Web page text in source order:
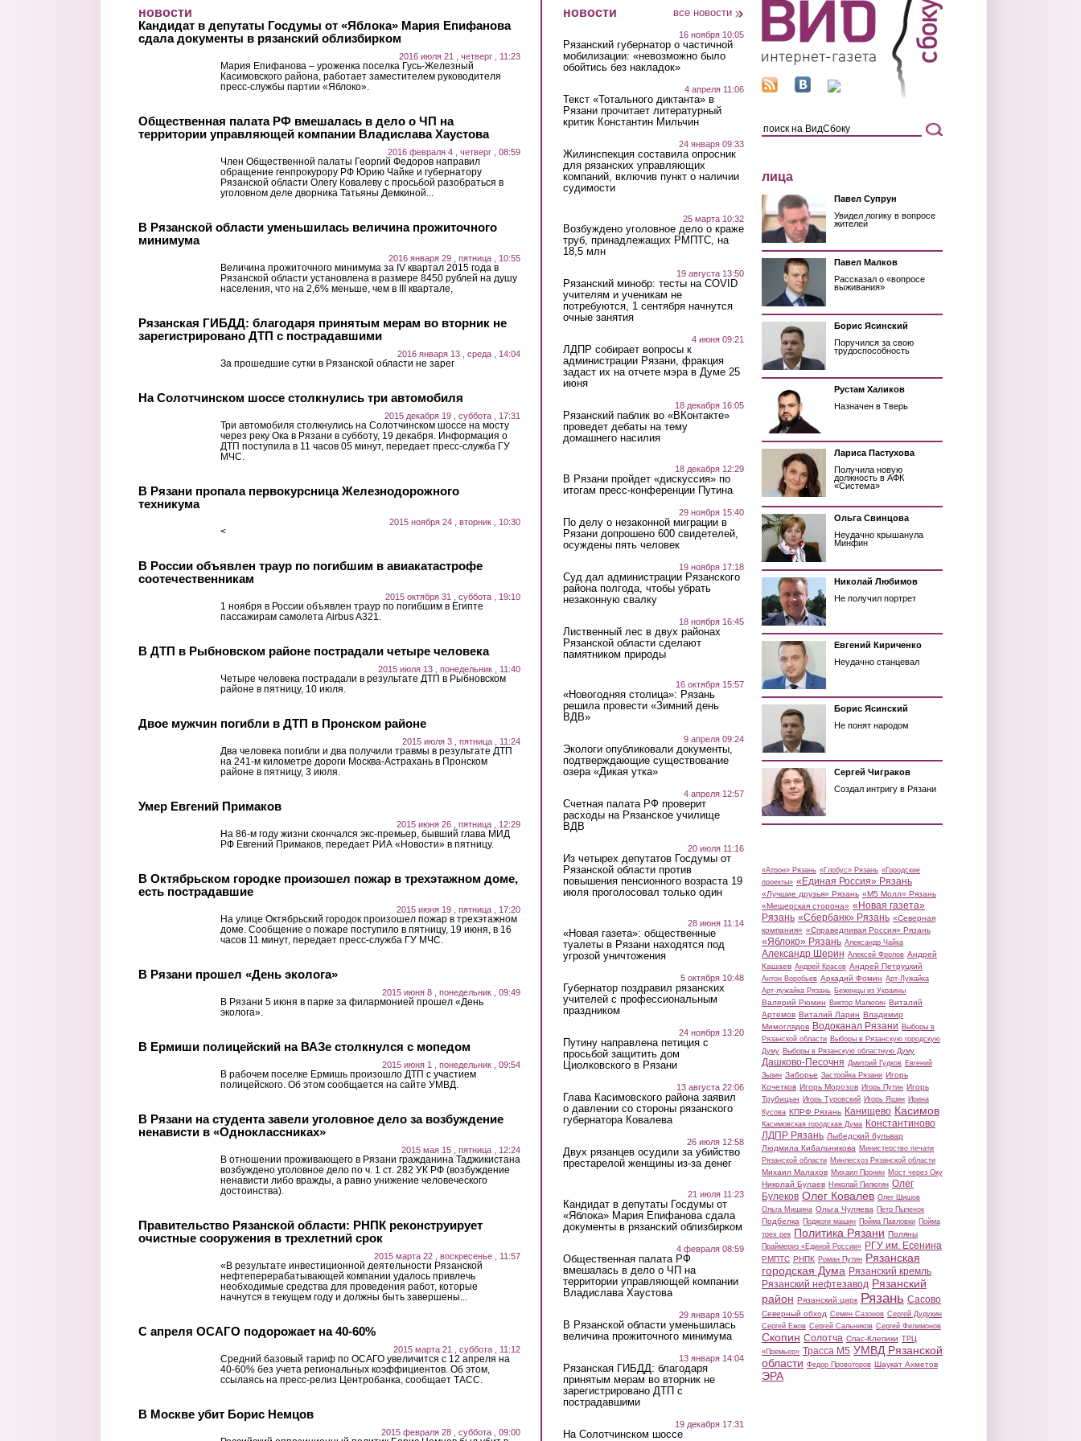
новости
Кандидат в депутаты Госдумы от «Яблока» Мария Епифанова
сдала документы в рязанский облизбирком
2016 июля 21 , четверг , 11:23
Мария Епифанова – уроженка поселка Гусь-Железный
Касимовского района, работает заместителем руководителя
пресс-службы партии «Яблоко».
Общественная палата РФ вмешалась в дело о ЧП на
территории управляющей компании Владислава Хаустова
2016 февраля 4 , четверг , 08:59
Член Общественной палаты Георгий Федоров направил
обращение генпрокурору РФ Юрию Чайке и губернатору
Рязанской области Олегу Ковалеву с просьбой разобраться в
уголовном деле дворника Татьяны Демкиной...
В Рязанской области уменьшилась величина прожиточного
минимума
2016 января 29 , пятница , 10:55
Величина прожиточного минимума за IV квартал 2015 года в
Рязанской области установлена в размере 8450 рублей на душу
населения, что на 2,6% меньше, чем в III квартале,
Рязанская ГИБДД: благодаря принятым мерам во вторник не
зарегистрировано ДТП с пострадавшими
2016 января 13 , среда , 14:04
За прошедшие сутки в Рязанской области не зарег
На Солотчинском шоссе столкнулись три автомобиля
2015 декабря 19 , суббота , 17:31
Три автомобиля столкнулись на Солотчинском шоссе на мосту
через реку Ока в Рязани в субботу, 19 декабря. Информация о
ДТП поступила в 11 часов 05 минут, передает пресс-служба ГУ
МЧС.
В Рязани пропала первокурсница Железнодорожного
техникума
2015 ноября 24 , вторник , 10:30
<
В России объявлен траур по погибшим в авиакатастрофе
соотечественникам
2015 октября 31 , суббота , 19:10
1 ноября в России объявлен траур по погибшим в Египте
пассажирам самолета Airbus A321.
В ДТП в Рыбновском районе пострадали четыре человека
2015 июля 13 , понедельник , 11:40
Четыре человека пострадали в результате ДТП в Рыбновском
районе в пятницу, 10 июля.
Двое мужчин погибли в ДТП в Пронском районе
2015 июля 3 , пятница , 11:24
Два человека погибли и два получили травмы в результате ДТП
на 241-м километре дороги Москва-Астрахань в Пронском
районе в пятницу, 3 июля.
Умер Евгений Примаков
2015 июня 26 , пятница , 12:29
На 86-м году жизни скончался экс-премьер, бывший глава МИД
РФ Евгений Примаков, передает РИА «Новости» в пятницу.
В Октябрьском городке произошел пожар в трехэтажном доме,
есть пострадавшие
2015 июня 19 , пятница , 17:20
На улице Октябрьский городок произошел пожар в трехэтажном
доме. Сообщение о пожаре поступило в пятницу, 19 июня, в 16
часов 11 минут, передает пресс-служба ГУ МЧС.
В Рязани прошел «День эколога»
2015 июня 8 , понедельник , 09:49
В Рязани 5 июня в парке за филармонией прошел «День
эколога».
В Ермиши полицейский на ВАЗе столкнулся с мопедом
2015 июня 1 , понедельник , 09:54
В рабочем поселке Ермишь произошло ДТП с участием
полицейского. Об этом сообщается на сайте УМВД.
В Рязани на студента завели уголовное дело за возбуждение
ненависти в «Одноклассниках»
2015 мая 15 , пятница , 12:24
В отношении проживающего в Рязани гражданина Таджикистана
возбуждено уголовное дело по ч. 1 ст. 282 УК РФ (возбуждение
ненависти либо вражды, а равно унижение человеческого
достоинства).
Правительство Рязанской области: РНПК реконструирует
очистные сооружения в трехлетний срок
2015 марта 22 , воскресенье , 11:57
«В результате инвестиционной деятельности Рязанской
нефтеперерабатывающей компании удалось привлечь
необходимые средства для проведения работ, которые
начнутся в текущем году и должны быть завершены...
С апреля ОСАГО подорожает на 40-60%
2015 марта 21 , суббота , 11:12
Средний базовый тариф по ОСАГО увеличится с 12 апреля на
40-60% без учета региональных коэффициентов. Об этом,
ссылаясь на пресс-релиз Центробанка, сообщает ТАСС.
В Москве убит Борис Немцов
2015 февраля 28 , суббота , 09:00
новости все новости
16 ноября 10:05
Рязанский губернатор о частичной
мобилизации: «невозможно было
обойтись без накладок»
4 апреля 11:06
Текст «Тотального диктанта» в
Рязани прочитает литературный
критик Константин Мильчин
24 января 09:33
Жилинспекция составила опросник
для рязанских управляющих
компаний, включив пункт о наличии
судимости
25 марта 10:32
Возбуждено уголовное дело о краже
труб, принадлежащих РМПТС, на
18,5 млн
19 августа 13:50
Рязанский минобр: тесты на COVID
учителям и ученикам не
потребуются, 1 сентября начнутся
очные занятия
4 июня 09:21
ЛДПР собирает вопросы к
администрации Рязани, фракция
задаст их на отчете мэра в Думе 25
июня
18 декабря 16:05
Рязанский паблик во «ВКонтакте»
проведет дебаты на тему
домашнего насилия
18 декабря 12:29
В Рязани пройдет «дискуссия» по
итогам пресс-конференции Путина
29 ноября 15:40
По делу о незаконной миграции в
Рязани допрошено 600 свидетелей,
осуждены пять человек
19 ноября 17:18
Суд дал администрации Рязанского
района полгода, чтобы убрать
незаконную свалку
18 ноября 16:45
Лиственный лес в двух районах
Рязанской области сделают
памятником природы
16 октября 15:57
«Новогодняя столица»: Рязань
решила провести «Зимний день
ВДВ»
9 апреля 09:24
Экологи опубликовали документы,
подтверждающие существование
озера «Дикая утка»
4 апреля 12:57
Счетная палата РФ проверит
расходы на Рязанское училище
ВДВ
20 июля 11:16
Из четырех депутатов Госдумы от
Рязанской области против
повышения пенсионного возраста 19
июля проголосовал только один
28 июня 11:14
«Новая газета»: общественные
туалеты в Рязани находятся под
угрозой уничтожения
5 октября 10:48
Губернатор поздравил рязанских
учителей с профессиональным
праздником
24 ноября 13:20
Путину направлена петиция с
просьбой защитить дом
Циолковского в Рязани
13 августа 22:06
Глава Касимовского района заявил
о давлении со стороны рязанского
губернатора Ковалева
26 июля 12:58
Двух рязанцев осудили за убийство
престарелой женщины из-за денег
21 июля 11:23
Кандидат в депутаты Госдумы от
«Яблока» Мария Епифанова сдала
документы в рязанский облизбирком
4 февраля 08:59
Общественная палата РФ
вмешалась в дело о ЧП на
территории управляющей компании
Владислава Хаустова
29 января 10:55
В Рязанской области уменьшилась
величина прожиточного минимума
13 января 14:04
Рязанская ГИБДД: благодаря
принятым мерам во вторник не
зарегистрировано ДТП с
пострадавшими
19 декабря 17:31
На Солотчинском шоссе
лица
Павел Супрун
Увидел логику в вопросе
жителей
Павел Малков
Рассказал о «вопросе
выживания»
Борис Ясинский
Поручился за свою
трудоспособность
Рустам Халиков
Назначен в Тверь
Лариса Пастухова
Получила новую
должность в АФК
«Система»
Ольга Свинцова
Неудачно крышанула
Минфин
Николай Любимов
Не получил портрет
Евгений Кириченко
Неудачно станцевал
Борис Ясинский
Не понят народом
Сергей Чиграков
Создал интригу в Рязани
«Атрон» Рязань «Глобус» Рязань «Городские
проекты» «Единая Россия» Рязань
«Лучшие друзья» Рязань «М5 Молл» Рязань
«Мещерская сторона» «Новая газета»
Рязань «Сбербанк» Рязань «Северная
компания» «Справедливая Россия» Рязань
«Яблоко» Рязань Александр Чайка
Александр Шерин Алексей Фролов Андрей
Кашаев Андрей Красов Андрей Петруцкий
Антон Воробьев Аркадий Фомин Арт-Лужайка
Арт-лужайка Рязань Беженцы из Украины
Валерий Рюмин Виктор Малюгин Виталий
Артемов Виталий Ларин Владимир
Мимоглядов Водоканал Рязани Выборы в
Рязанской области Выборы в Рязанскую городскую
Думу Выборы в Рязанскую областную Думу
Дашково-Песочня Дмитрий Гудков Евгений
Зызин Заборье Застройка Рязани Игорь
Кочетков Игорь Морозов Игорь Путин Игорь
Трубицын Игорь Туровский Игорь Яшин Ирина
Кусова КПРФ Рязань Канищево Касимов
Касимовская городская Дума Константиново
ЛДПР Рязань Лыбедский бульвар
Людмила Кибальникова Министерство печати
Рязанской области Минлесхоз Рязанской области
Михаил Малахов Михаил Пронин Мост через Оку
Николай Булаев Николай Пилюгин Олег
Булеков Олег Ковалев Олег Шишов
Ольга Мишина Ольга Чуляева Петр Пыленок
Подбелка Поджоги машин Пойма Павловки Пойма
трех рек Политика Рязани Поляны
Праймериз «Единой России» РГУ им. Есенина
РМПТС РНПК Роман Путин Рязанская
городская Дума Рязанский кремль
Рязанский нефтезавод Рязанский
район Рязанский цирк Рязань Сасово
Северный обход Семен Сазонов Сергей Дудукин
Сергей Ежов Сергей Сальников Сергей Филимонов
Скопин Солотча Спас-Клепики ТРЦ
«Премьер» Трасса М5 УМВД Рязанской
области Федор Провоторов Шаукат Ахметов
ЭРА